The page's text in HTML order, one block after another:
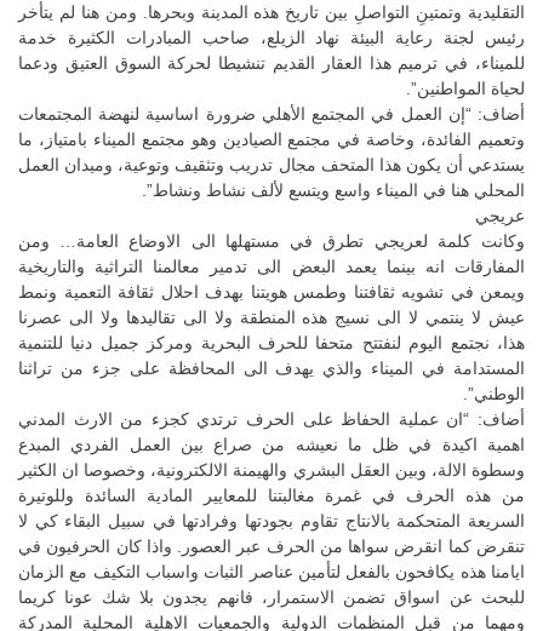
التقليدية وتمتينِ التواصلِ بين تاريخ هذه المدينة وبحرها. ومن هنا لم يتأخر
رئيس لجنة رعاية البيئة نهاد الزيلع، صاحب المبادرات الكثيرة خدمة
للميناء، في ترميم هذا العقار القديم تنشيطا لحركة السوق العتيق ودعما
لحياة المواطنين”.
أضاف: “إن العمل في المجتمع الأهلي ضرورة اساسية لنهضة المجتمعات
وتعميم الفائدة، وخاصة في مجتمع الصيادين وهو مجتمع الميناء بامتياز، ما
يستدعي أن يكون هذا المتحف مجال تدريب وتثقيف وتوعية، وميدان العمل
المحلي هنا في الميناء واسع ويتسع لألف نشاط ونشاط”.
عريجي
وكانت كلمة لعريجي تطرق في مستهلها الى الاوضاع العامة… ومن
المفارقات انه بينما يعمد البعض الى تدمير معالمنا التراثية والتاريخية
ويمعن في تشويه ثقافتنا وطمس هويتنا بهدف احلال ثقافة التعمية ونمط
عيش لا ينتمي لا الى نسيج هذه المنطقة ولا الى تقاليدها ولا الى عصرنا
هذا، نجتمع اليوم لنفتتح متحفا للحرف البحرية ومركز جميل دنيا للتنمية
المستدامة في الميناء والذي يهدف الى المحافظة على جزء من تراثنا
الوطني”.
أضاف: “ان عملية الحفاظ على الحرف ترتدي كجزء من الارث المدني
اهمية اكيدة في ظل ما نعيشه من صراع بين العمل الفردي المبدع
وسطوة الالة، وبين العقل البشري والهيمنة الالكترونية، وخصوصا ان الكثير
من هذه الحرف في غمرة مغالبتنا للمعايير المادية السائدة وللوتيرة
السريعة المتحكمة بالانتاج تقاوم بجودتها وفرادتها في سبيل البقاء كي لا
تنقرض كما انقرض سواها من الحرف عبر العصور. واذا كان الحرفيون في
ايامنا هذه يكافحون بالفعل لتأمين عناصر الثبات واسباب التكيف مع الزمان
للبحث عن اسواق تضمن الاستمرار، فانهم يجدون بلا شك عونا كريما
ومهما من قبل المنظمات الدولية والجمعيات الاهلية المحلية المدركة